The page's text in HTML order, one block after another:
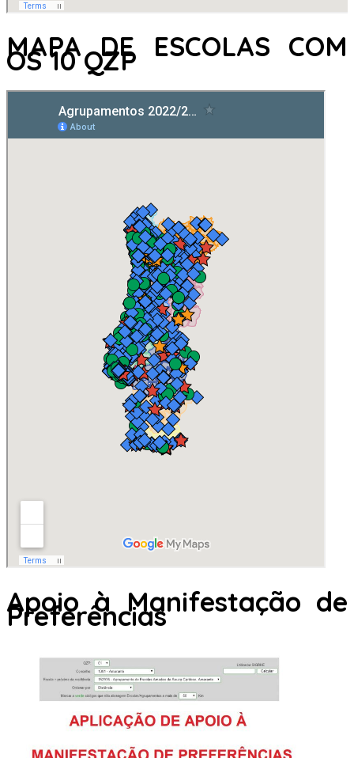
MAPA DE ESCOLAS COM
OS 10 QZP
Apoio à Manifestação de
Preferências